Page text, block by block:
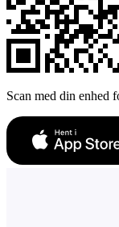
Scan med din enhed